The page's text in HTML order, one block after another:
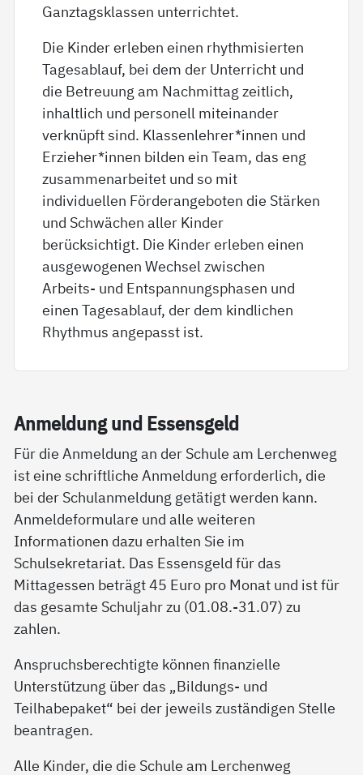
Ganztagsklassen unterrichtet.
Die Kinder erleben einen rhythmisierten
Tagesablauf, bei dem der Unterricht und
die Betreuung am Nachmittag zeitlich,
inhaltlich und personell miteinander
verknüpft sind. Klassenlehrer*innen und
Erzieher*innen bilden ein Team, das eng
zusammenarbeitet und so mit
individuellen Förderangeboten die Stärken
und Schwächen aller Kinder
berücksichtigt. Die Kinder erleben einen
ausgewogenen Wechsel zwischen
Arbeits- und Entspannungsphasen und
einen Tagesablauf, der dem kindlichen
Rhythmus angepasst ist.
An­mel­dung und Es­sens­geld
Für die Anmeldung an der Schule am Lerchenweg
ist eine schriftliche Anmeldung erforderlich, die
bei der Schulanmeldung getätigt werden kann.
Anmeldeformulare und alle weiteren
Informationen dazu erhalten Sie im
Schulsekretariat. Das Essensgeld für das
Mittagessen beträgt 45 Euro pro Monat und ist für
das gesamte Schuljahr zu (01.08.-31.07) zu
zahlen.
Anspruchsberechtigte können finanzielle
Unterstützung über das „Bildungs- und
Teilhabepaket“ bei der jeweils zuständigen Stelle
beantragen.
Alle Kinder, die die Schule am Lerchenweg